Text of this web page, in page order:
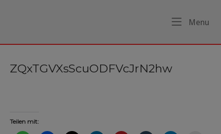
Menu
ZQxTGVXsScuODFVcJrN2hw
Teilen mit: